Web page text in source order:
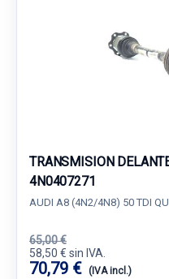
TRANSMISION
4N0407271
AUDI A8 (4N2/4N8) 50 TDI
65,00 €
58,50 € sin IVA.
70,79 € (IVA incl.)